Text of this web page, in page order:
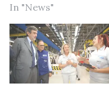
In "News"